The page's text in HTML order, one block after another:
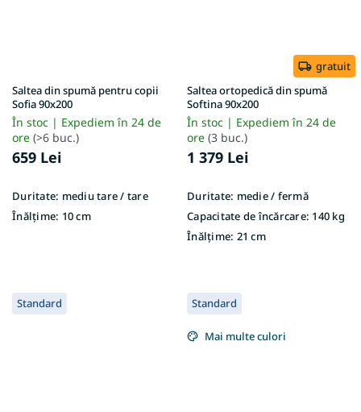
Saltea din spumă pentru copii
Sofia 90x200
În stoc | Expediem în 24 de
ore (>6 buc.)
659 Lei
Duritate: mediu tare / tare
Înălțime: 10 cm
gratuit
Saltea ortopedică din spumă
Softina 90x200
În stoc | Expediem în 24 de
ore (3 buc.)
1 379 Lei
Duritate: medie / fermă
Capacitate de încărcare: 140 kg
Înălțime: 21 cm
Standard Standard
Mai multe culori